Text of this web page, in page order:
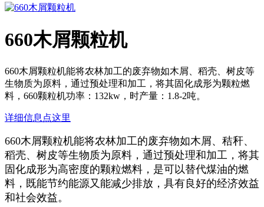
660木屑颗粒机
660木屑颗粒机能将农林加工的废弃物如木屑、稻壳、树皮等
生物质为原料，通过预处理和加工，将其固化成形为颗粒燃
料，660颗粒机功率：132kw，时产量：1.8-2吨。
详细信息点这里
660木屑颗粒机能将农林加工的废弃物如木屑、秸秆、
稻壳、树皮等生物质为原料，通过预处理和加工，将其
固化成形为高密度的颗粒燃料，是可以替代煤油的燃
料，既能节约能源又能减少排放，具有良好的经济效益
和社会效益。